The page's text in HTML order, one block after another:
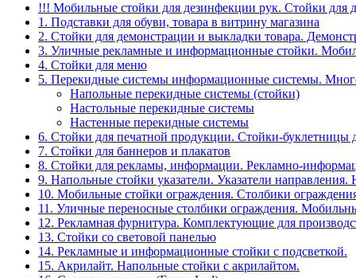
!!! Мобильные стойки для дезинфекции рук. Стойки для
1. Подставки для обуви, товара в витрину магазина
2. Стойки для демонстрации и выкладки товара.
3. Уличные рекламные и информационные стойки.
4. Стойки для меню
5. Перекидные системы информационные системы.
Напольные перекидные системы (стойки)
Настольные перекидные системы
Настенные перекидные системы
6. Стойки для печатной продукции. Стойки-буклетницы
7. Стойки для баннеров и плакатов
8. Стойки для рекламы, информации. Рекламно-
9. Напольные стойки указатели. Указатели направления.
10. Мобильные стойки ограждения. Столбики
11. Уличные переносные столбики ограждения.
12. Рекламная фурнитура. Комплектующие для
13. Стойки со световой панелью
14. Рекламные и информационные стойки с подсветкой.
15. Акрилайт. Напольные стойки с акрилайтом.